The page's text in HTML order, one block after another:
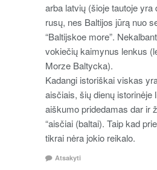
arba latvių (šioje tautoje yra
rusų, nes Baltijos jūrą nuo
“Baltijskoe more”.
vokiečių kaimynus lenkus
Morze Baltycka).
Kadangi istoriškai viskas
aisčiais, šių dienų istorinėje
aiškumo pridedamas dar ir
“aisčiai (baltai). Taip kad
tikrai nėra jokio reikalo.
Atsakyti